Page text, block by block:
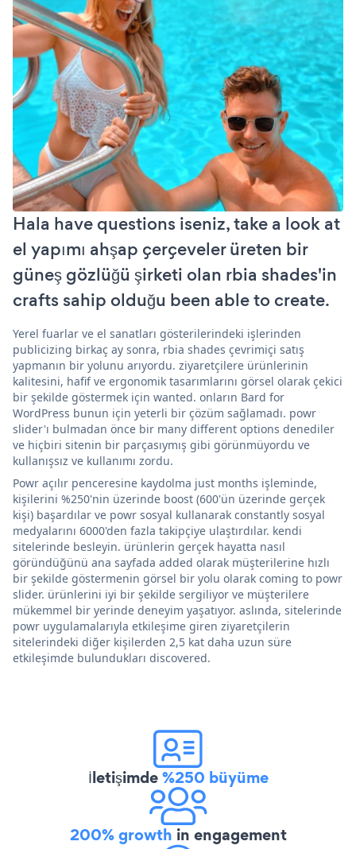
Hala have questions iseniz, take a look at
el yapımı ahşap çerçeveler üreten bir
güneş gözlüğü şirketi olan rbia shades'in
crafts sahip olduğu been able to create.
Yerel fuarlar ve el sanatları gösterilerindeki işlerinden
publicizing birkaç ay sonra, rbia shades çevrimiçi satış
yapmanın bir yolunu arıyordu. ziyaretçilere ürünlerinin
kalitesini, hafif ve ergonomik tasarımlarını görsel olarak çekici
bir şekilde göstermek için wanted. onların Bard for
WordPress bunun için yeterli bir çözüm sağlamadı. powr
slider'ı bulmadan önce bir many different options denediler
ve hiçbiri sitenin bir parçasıymış gibi görünmüyordu ve
kullanışsız ve kullanımı zordu.
Powr açılır penceresine kaydolma just months işleminde,
kişilerini %250'nin üzerinde boost (600'ün üzerinde gerçek
kişi) başardılar ve powr sosyal kullanarak constantly sosyal
medyalarını 6000'den fazla takipçiye ulaştırdılar. kendi
sitelerinde besleyin. ürünlerin gerçek hayatta nasıl
göründüğünü ana sayfada added olarak müşterilerine hızlı
bir şekilde göstermenin görsel bir yolu olarak coming to powr
slider. ürünlerini iyi bir şekilde sergiliyor ve müşterilere
mükemmel bir yerinde deneyim yaşatıyor. aslında, sitelerinde
powr uygulamalarıyla etkileşime giren ziyaretçilerin
sitelerindeki diğer kişilerden 2,5 kat daha uzun süre
etkileşimde bulundukları discovered.
İletişimde%250 büyüme
200% growth in engagement